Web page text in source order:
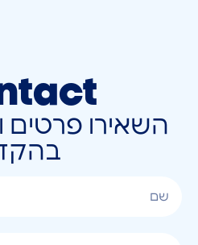
השאירו פרטים